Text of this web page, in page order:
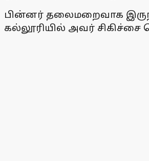
பின்னர் தலைமறைவாக
கல்லூரியில் அவர் சிகிச்சை